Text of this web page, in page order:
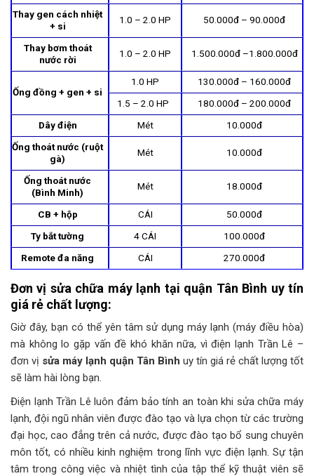
Thay gen cách nhiệt
+ si
1.0 – 2.0 HP 50.000đ – 90.000đ
Thay bơm thoát
nước rời
1.0 – 2.0 HP 1.500.000đ –1.800.000đ
Ống đồng + gen + si
1.0 HP
130.000đ – 160.000đ
1.5 – 2.0 HP
180.000đ – 200.000đ
Dây điện
Mét
10.000đ
Ống thoát nước (ruột
gà)
Mét 10.000đ
Ống thoát nước
(Bình Minh)
Mét 18.000đ
CB + hộp CÁI
50.000đ
Ty bắt tường
4 CÁI
100.000đ
Remote đa năng
CÁI 270.000đ
Đơn vị sửa chữa máy lạnh tại quận Tân Bình uy tín
giá rẻ chất lượng:
Giờ đây, bạn có thể yên tâm sử dụng máy lạnh (máy điều hòa)
mà không lo gặp vấn đề khó khăn nữa, vì điện lạnh Trần Lê –
đơn vị sửa máy lạnh quận Tân Bình uy tín giá rẻ chất lượng tốt
sẽ làm hài lòng bạn.
Điện lạnh Trần Lê luôn đảm bảo tính an toàn khi sửa chữa máy
lạnh, đội ngũ nhân viên được đào tạo và lựa chọn từ các trường
đại học, cao đẳng trên cả nước, được đào tạo bổ sung chuyên
môn tốt, có nhiều kinh nghiệm trong lĩnh vực điện lạnh. Sự tận
tâm trong công việc và nhiệt tình của tập thể kỹ thuật viên sẽ